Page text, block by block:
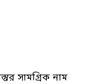
সামগ্রিক নাম